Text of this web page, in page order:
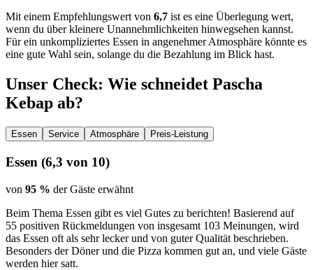
Mit einem Empfehlungswert von 6,7 ist es eine Überlegung wert,
wenn du über kleinere Unannehmlichkeiten hinwegsehen kannst.
Für ein unkompliziertes Essen in angenehmer Atmosphäre könnte es
eine gute Wahl sein, solange du die Bezahlung im Blick hast.
Unser Check: Wie schneidet Pascha
Kebap ab?
Essen Service Atmosphäre Preis-Leistung
Essen (6,3 von 10)
von 95 % der Gäste erwähnt
Beim Thema Essen gibt es viel Gutes zu berichten! Basierend auf
55 positiven Rückmeldungen von insgesamt 103 Meinungen, wird
das Essen oft als sehr lecker und von guter Qualität beschrieben.
Besonders der Döner und die Pizza kommen gut an, und viele Gäste
werden hier satt.